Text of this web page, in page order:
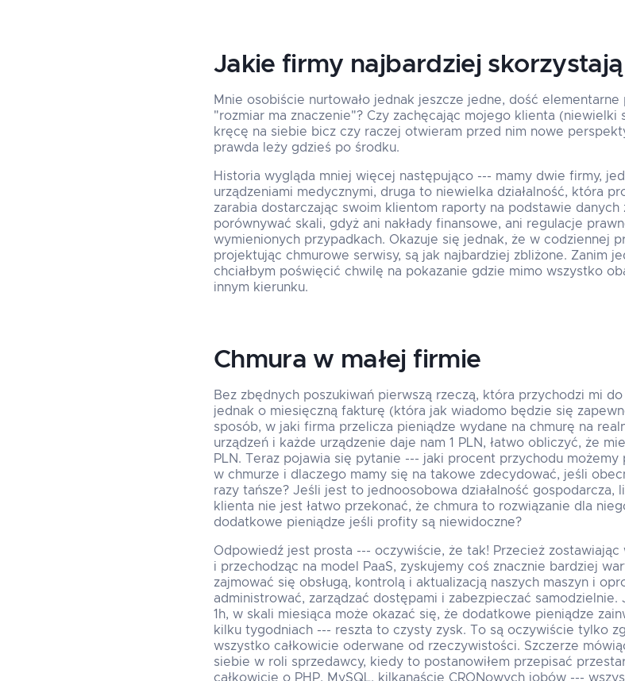
Jakie firmy najbardziej
Mnie osobiście nurtowało jednak jeszcze jedne, dość
"rozmiar ma znaczenie"? Czy zachęcając mojego klienta (niewielki
kręcę na siebie bicz czy raczej otwieram przed nim nowe
prawda leży gdzieś po środku.
Historia wygląda mniej więcej następująco --- mamy dwie firmy,
urządzeniami medycznymi, druga to niewielka działalność, która
zarabia dostarczając swoim klientom raporty na podstawie danych
porównywać skali, gdyż ani nakłady finansowe, ani regulacje
wymienionych przypadkach. Okazuje się jednak, że w codziennej
projektując chmurowe serwisy, są jak najbardziej zbliżone. Zanim
chciałbym poświęcić chwilę na pokazanie gdzie mimo wszystko
innym kierunku.
Chmura w małej firmie
Bez zbędnych poszukiwań pierwszą rzeczą, która przychodzi mi
jednak o miesięczną fakturę (która jak wiadomo będzie się
sposób, w jaki firma przelicza pieniądze wydane na chmurę na
urządzeń i każde urządzenie daje nam 1 PLN, łatwo obliczyć, że
PLN. Teraz pojawia się pytanie --- jaki procent przychodu
w chmurze i dlaczego mamy się na takowe zdecydować, jeśli
razy tańsze? Jeśli jest to jednoosobowa działalność gospodarcza,
klienta nie jest łatwo przekonać, że chmura to rozwiązanie dla
dodatkowe pieniądze jeśli profity są niewidoczne?
Odpowiedź jest prosta --- oczywiście, że tak! Przecież
i przechodząc na model PaaS, zyskujemy coś znacznie bardziej
zajmować się obsługą, kontrolą i aktualizacją naszych maszyn i
administrować, zarządzać dostępami i zabezpieczać
1h, w skali miesiąca może okazać się, że dodatkowe pieniądze
kilku tygodniach --- reszta to czysty zysk. To są oczywiście tylko
wszystko całkowicie oderwane od rzeczywistości. Szczerze
siebie w roli sprzedawcy, kiedy to postanowiłem przepisać
całkowicie o PHP, MySQL, kilkanaście CRONowych jobów ---